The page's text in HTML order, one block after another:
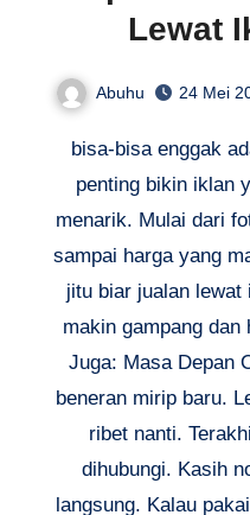
Lewat
Abuhu 24 Mei
bisa-bisa enggak
penting bikin iklan
menarik. Mulai dari
sampai harga yang
jitu biar jualan lewat
makin gampang
Juga: Masa Depan
beneran mirip baru.
ribet nanti.
dihubungi. Kasih
langsung. Kalau